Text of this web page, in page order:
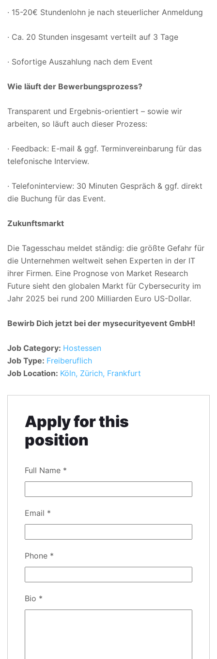
· 15-20€ Stundenlohn je nach steuerlicher Anmeldung
· Ca. 20 Stunden insgesamt verteilt auf 3 Tage
· Sofortige Auszahlung nach dem Event
Wie läuft der Bewerbungsprozess?
Transparent und Ergebnis-orientiert – sowie wir
arbeiten, so läuft auch dieser Prozess:
· Feedback: E-mail & ggf. Terminvereinbarung für das
telefonische Interview.
· Telefoninterview: 30 Minuten Gespräch & ggf. direkt
die Buchung für das Event.
Zukunftsmarkt
Die Tagesschau meldet ständig: die größte Gefahr für
die Unternehmen weltweit sehen Experten in der IT
ihrer Firmen. Eine Prognose von Market Research
Future sieht den globalen Markt für Cybersecurity im
Jahr 2025 bei rund 200 Milliarden Euro US-Dollar.
Bewirb Dich jetzt bei der mysecurityevent GmbH!
Job Category: Hostessen
Job Type: Freiberuflich
Job Location: Köln Zürich Frankfurt
Apply for this
position
Full Name *
Email *
Phone *
Bio *